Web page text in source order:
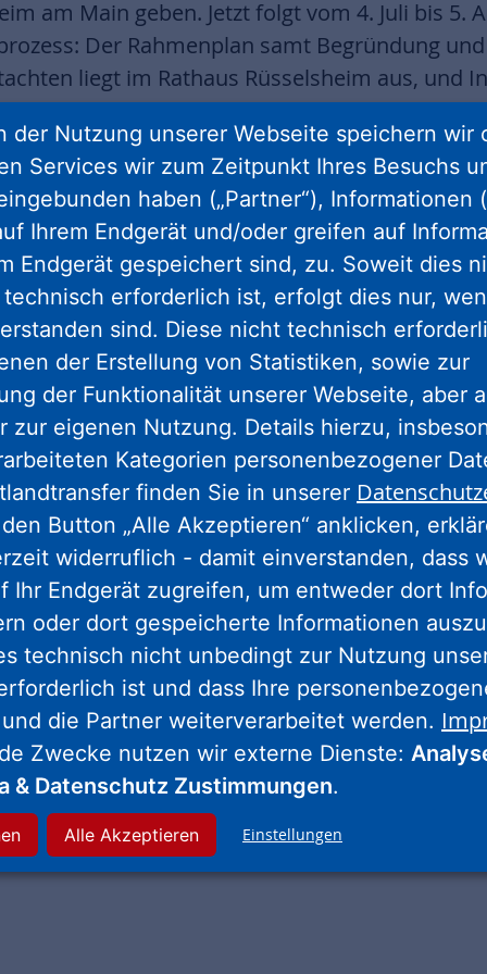
am Main geben. Jetzt folgt vom 4. Juli bis 5.
Der Rahmenplan samt Begründung
liegt im Rathaus Rüsselsheim aus, und
unter der Telefonnummer 83-2392 in
stehen die Unterlagen auch rund um die Uhr
zur Verfügung. Äußerungen
Parallel läuft der Bürgerdialog vor Ort in
ruesselsheim.deveröffentlicht.
als Teil einer
sollen die Planung kontinuierlich
konkretisiert und in einen
der Öffentlichkeit findet auch eine frühzeitige
sonstigen Trägern öffentlicher Belange statt.
vom Treuhänder ProjektStadt ins Leben
der Unternehmensgruppe Nassauische
Pandemie verstärkt in Sachen digitaler
Karte des Rahmenplans konnten alle
Ideen, Stärken und Schwächen markieren
und bewerten.
www.eselswiese-ruesselsheim.de
zur Entwicklung des Bauprojekts.
192 Bewertungen zu sehen, die im Zuge
der Nutzung unserer Webseite speichern wir
Services wir zum Zeitpunkt Ihres Besuchs
haben („Partner“), Informationen
Ihrem Endgerät und/oder greifen auf
Endgerät gespeichert sind, zu. Soweit dies
erforderlich ist, erfolgt dies nur,
sind. Diese nicht technisch
der Erstellung von Statistiken, sowie zur
der Funktionalität unserer Webseite, aber
zur eigenen Nutzung. Details hierzu,
Kategorien personenbezogener
finden Sie in unserer
Button „Alle Akzeptieren“ anklicken,
widerruflich - damit einverstanden, dass
Ihr Endgerät zugreifen, um entweder dort
oder dort gespeicherte Informationen
technisch nicht unbedingt zur Nutzung
ist und dass Ihre
die Partner weiterverarbeitet werden.
Zwecke nutzen wir externe Dienste:
& Datenschutz Zustimmungen.
Einstellungen
Alle Akzeptieren